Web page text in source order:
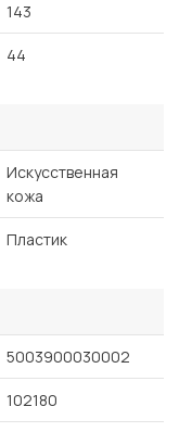
143
44
Искусственная
кожа
Пластик
5003900030002
102180